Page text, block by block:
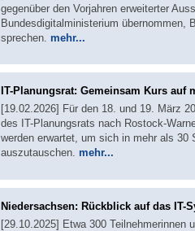
gegenüber den Vorjahren erweiterter
Bundesdigitalministerium übernommen,
sprechen. mehr...
IT-Planungsrat: Gemeinsam Kurs auf
[19.02.2026] Für den 18. und 19. März
des IT-Planungsrats nach Rostock-
werden erwartet, um sich in mehr als 30
auszutauschen. mehr...
Niedersachsen: Rückblick auf das IT-
[29.10.2025] Etwa 300 Teilnehmerinnen